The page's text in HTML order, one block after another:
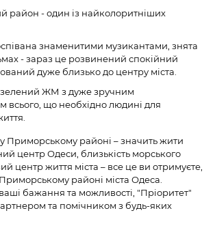
район - один із найколоритніших
знаменитими музикантами, знята
- зараз це розвинений спокійний
дуже близько до центру міста.
ЖМ з дуже зручним
всього, що необхідно людині для
Приморському районі – значить жити
центр Одеси, близькість морського
центр життя міста – все це ви отримуєте,
районі міста Одеса.
бажання та можливості, "Пріоритет"
та помічником з будь-яких